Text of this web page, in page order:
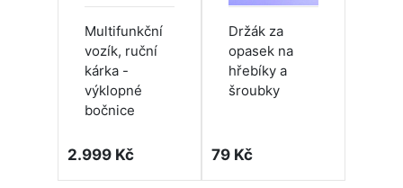
Multifunkční
vozík, ruční
kárka -
výklopné
bočnice
2.999 Kč
Držák za
opasek na
hřebíky a
šroubky
79 Kč